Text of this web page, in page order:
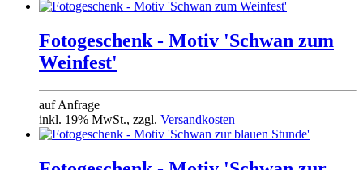
Fotogeschenk - Motiv 'Schwan zum
Weinfest'
auf Anfrage
inkl. 19% MwSt., zzgl. Versandkosten